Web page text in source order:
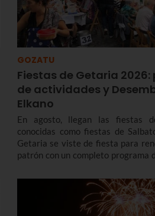
GOZATU
Fiestas de Getaria
de actividades y
Elkano
En agosto, llegan las fiestas
conocidas como fiestas de
Getaria se viste de fiesta para
patrón con un completo programa
cada cuatro años, un
Elkano, que este año será el día 7